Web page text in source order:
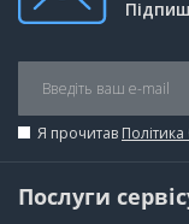
Я прочитав
Послуги